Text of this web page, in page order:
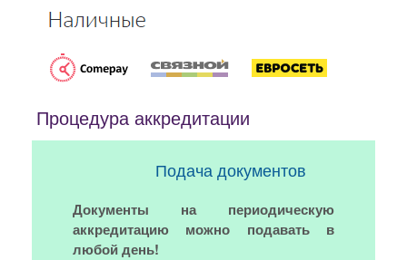
Процедура аккредитации
Подача документов
Документы на периодическую
аккредитацию можно подавать в
любой день!